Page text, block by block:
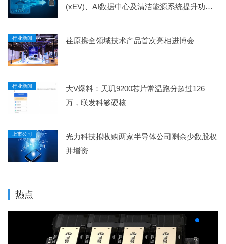
(xEV)、AI数据中心及清洁能源系统提升功率
行业新闻 荏原携全领域技术产品首次亮相进博会
行业新闻
大V爆料：天玑9200芯片常温跑分超过126
万，联发科够硬核
上市公司
光力科技拟收购两家半导体公司剩余少数股权
并增资
热点